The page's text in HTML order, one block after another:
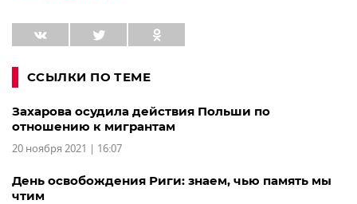
ССЫЛКИ ПО ТЕМЕ
Захарова осудила действия Польши по
отношению к мигрантам
20 ноября 2021 | 16:07
День освобождения Риги: знаем, чью память мы
чтим